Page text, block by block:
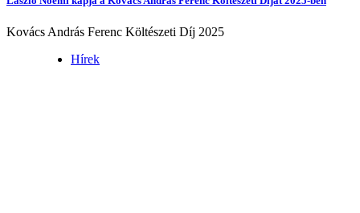
Kovács András Ferenc Költészeti Díj 2025
Hírek